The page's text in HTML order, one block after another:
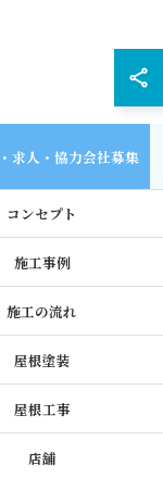
求人・協力会社募集
コンセプト
施工事例
施工の流れ
屋根塗装
屋根工事
店舗